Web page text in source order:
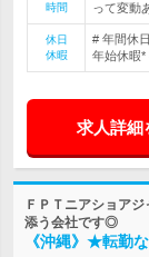
時間
って変動
休日
休暇
# 年間休
年始休暇*
求人詳細
ＦＰＴニアショア
添う会社です◎
《沖縄》★転勤